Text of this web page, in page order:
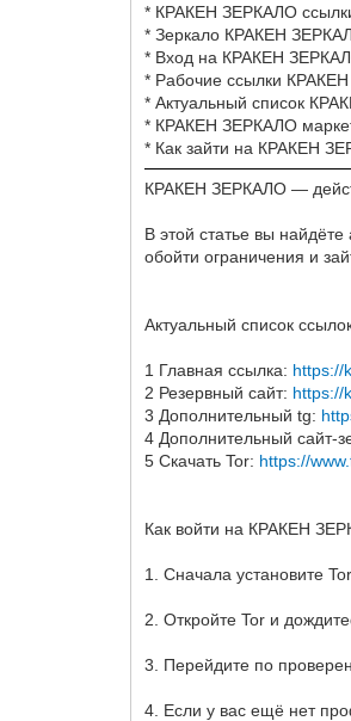
* КРАКЕН ЗЕРКАЛО
* Зеркало КРАКЕН
* Вход на КРАКЕН
* Рабочие ссылки
* Актуальный список
* КРАКЕН ЗЕРКАЛО
* Как зайти на КРАКЕН
КРАКЕН ЗЕРКАЛО —
В этой статье вы
обойти ограничения и
Актуальный список
1 Главная ссылка: https://
2 Резервный сайт: https://
3 Дополнительный tg:
4 Дополнительный сайт-
5 Скачать Tor: https://
Как войти на КРАКЕН
1. Сначала установите
2. Откройте Tor и
3. Перейдите по
4. Если у вас ещё нет